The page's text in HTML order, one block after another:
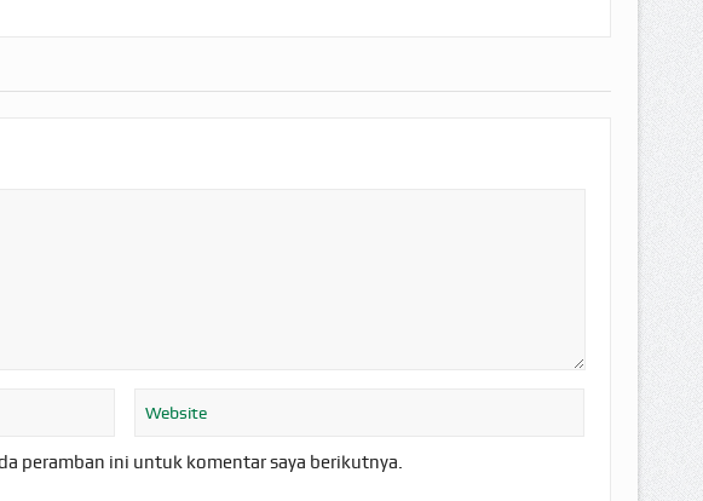
peramban ini untuk komentar saya berikutnya.